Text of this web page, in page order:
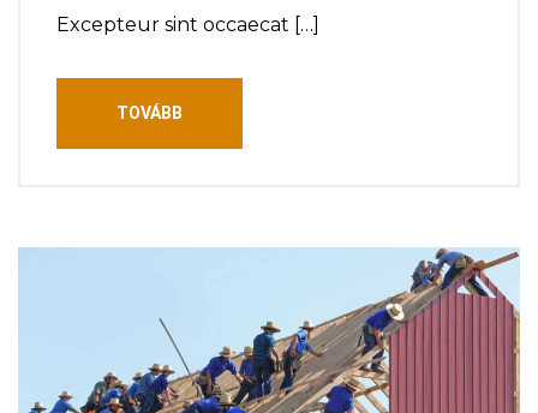
Excepteur sint occaecat […]
TOVÁBB